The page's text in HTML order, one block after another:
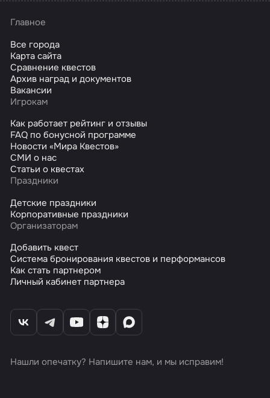
Главное
Все города
Карта сайта
Сравнение квестов
Архив наград и документов
Вакансии
Игрокам
Как работает рейтинг и отзывы
FAQ по бонусной программе
Новости «Мира Квестов»
СМИ о нас
Статьи о квестах
Праздники
Детские праздники
Корпоративные праздники
Организаторам
Добавить квест
Система бронирования квестов и перформансов
Как стать партнером
Личный кабинет партнера
Нашли опечатку? Напишите нам, и мы исправим!